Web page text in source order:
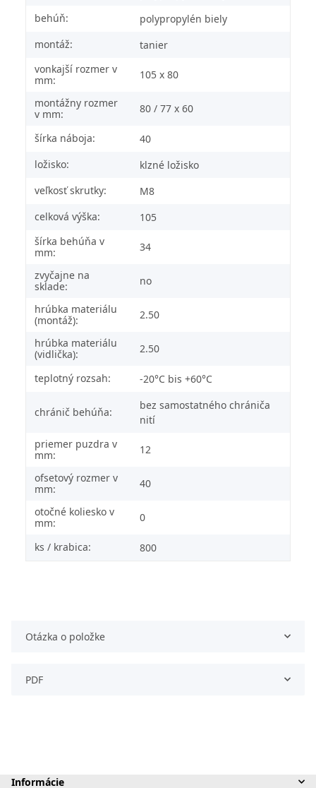
behúň:
polypropylén biely
montáž:
tanier
vonkajší rozmer v
mm:
105 x 80
montážny rozmer
v mm:
80 / 77 x 60
šírka náboja:
40
ložisko:
klzné ložisko
veľkosť skrutky:
M8
celková výška:
105
šírka behúňa v
mm:
34
zvyčajne na
sklade:
no
hrúbka materiálu
(montáž):
2.50
hrúbka materiálu
(vidlička):
2.50
teplotný rozsah: -20°C bis +60°C
chránič behúňa:
bez samostatného chrániča
nití
priemer puzdra v
mm:
12
ofsetový rozmer v
mm:
40
otočné koliesko v
mm:
0
ks / krabica: 800
Otázka o položke
PDF
Informácie